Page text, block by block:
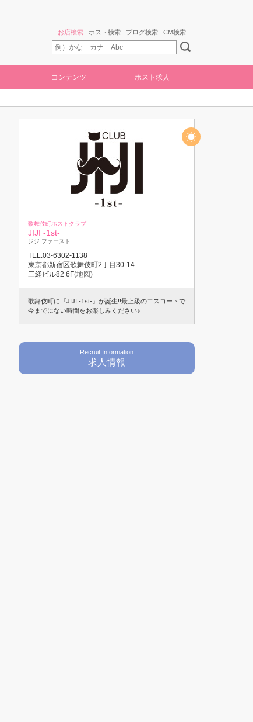
お店検索 ホスト検索 ブログ検索 CM検索
コンテンツ ホスト求人
歌舞伎町ホストクラブ
JIJI -1st-
ジジ ファースト
TEL:03-6302-1138
東京都新宿区歌舞伎町2丁目30-14
三経ビル82 6F(地図)
歌舞伎町に『JIJI -1st-』が誕生!!最上級のエスコートで
今までにない時間をお楽しみください♪
Recruit Information
求人情報